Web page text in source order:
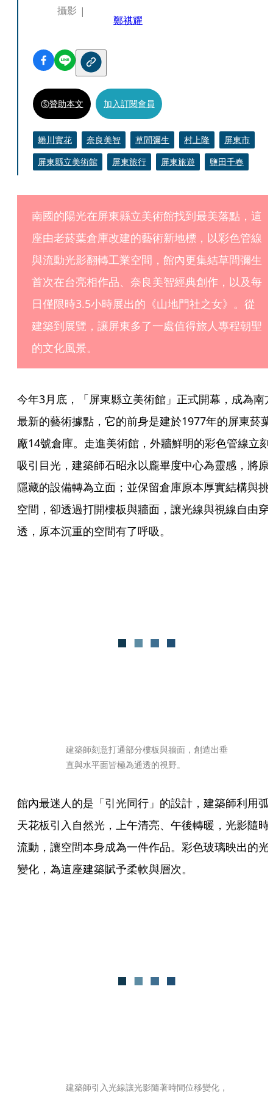
攝影
鄭祺耀
贊助本文 加入訂閱會員
蜷川實花 奈良美智 草間彌生 村上隆
屏東市
屏東縣立美術館
屏東旅行 屏東旅遊 鹽田千春
南國的陽光在屏東縣立美術館找到最美落點，這
座由老菸葉倉庫改建的藝術新地標，以彩色管線
與流動光影翻轉工業空間，館內更集結草間彌生
首次在台亮相作品、奈良美智經典創作，以及每
日僅限時3.5小時展出的《山地門社之女》。從
建築到展覽，讓屏東多了一處值得旅人專程朝聖
的文化風景。
今年3月底，「屏東縣立美術館」正式開幕，成為南
最新的藝術據點，它的前身是建於1977年的屏東菸葉
廠14號倉庫。走進美術館，外牆鮮明的彩色管線立刻
吸引目光，建築師石昭永以龐畢度中心為靈感，將原
隱藏的設備轉為立面；並保留倉庫原本厚實結構與挑
空間，卻透過打開樓板與牆面，讓光線與視線自由穿
透，原本沉重的空間有了呼吸。
建築師刻意打通部分樓板與牆面，創造出垂
直與水平面皆極為通透的視野。
館內最迷人的是「引光同行」的設計，建築師利用弧
天花板引入自然光，上午清亮、午後轉暖，光影隨時
流動，讓空間本身成為一件作品。彩色玻璃映出的光
變化，為這座建築賦予柔軟與層次。
建築師引入光線讓光影隨著時間位移變化，